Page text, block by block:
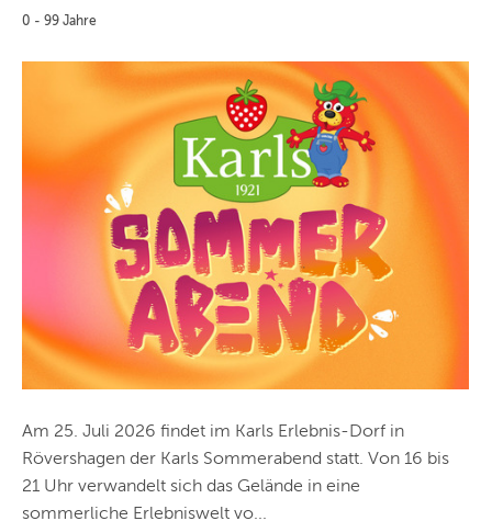
ZÜRICH
ANDERE
REGIONEN
0 - 99 Jahre
Am 25. Juli 2026 findet im Karls Erlebnis-Dorf in
Rövershagen der Karls Sommerabend statt. Von 16 bis
21 Uhr verwandelt sich das Gelände in eine
sommerliche Erlebniswelt vo...